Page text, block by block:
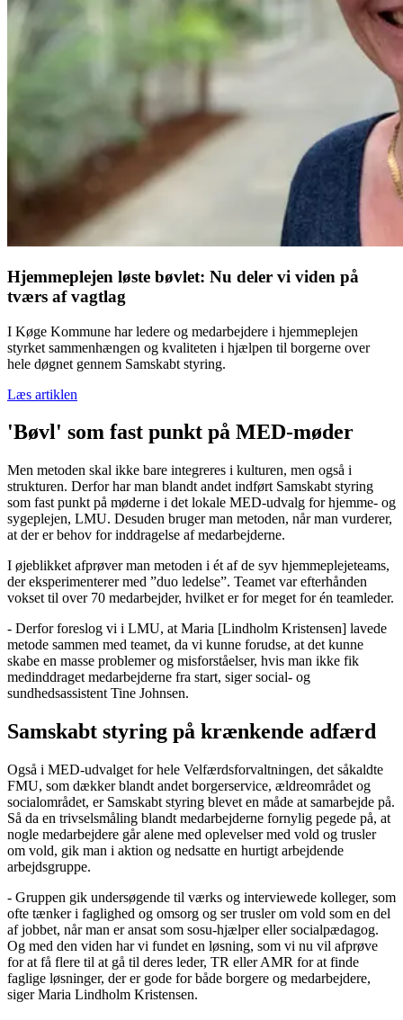
Hjemmeplejen løste bøvlet: Nu deler vi viden på
tværs af vagtlag
I Køge Kommune har ledere og medarbejdere i hjemmeplejen
styrket sammenhængen og kvaliteten i hjælpen til borgerne over
hele døgnet gennem Samskabt styring.
Læs artiklen
'Bøvl' som fast punkt på MED-møder
Men metoden skal ikke bare integreres i kulturen, men også i
strukturen. Derfor har man blandt andet indført Samskabt styring
som fast punkt på møderne i det lokale MED-udvalg for hjemme- og
sygeplejen, LMU. Desuden bruger man metoden, når man vurderer,
at der er behov for inddragelse af medarbejderne.
I øjeblikket afprøver man metoden i ét af de syv hjemmeplejeteams,
der eksperimenterer med ”duo ledelse”. Teamet var efterhånden
vokset til over 70 medarbejder, hvilket er for meget for én teamleder.
- Derfor foreslog vi i LMU, at Maria [Lindholm Kristensen] lavede
metode sammen med teamet, da vi kunne forudse, at det kunne
skabe en masse problemer og misforståelser, hvis man ikke fik
medinddraget medarbejderne fra start, siger social- og
sundhedsassistent Tine Johnsen.
Samskabt styring på krænkende adfærd
Også i MED-udvalget for hele Velfærdsforvaltningen, det såkaldte
FMU, som dækker blandt andet borgerservice, ældreområdet og
socialområdet, er Samskabt styring blevet en måde at samarbejde på.
Så da en trivselsmåling blandt medarbejderne fornylig pegede på, at
nogle medarbejdere går alene med oplevelser med vold og trusler
om vold, gik man i aktion og nedsatte en hurtigt arbejdende
arbejdsgruppe.
- Gruppen gik undersøgende til værks og interviewede kolleger, som
ofte tænker i faglighed og omsorg og ser trusler om vold som en del
af jobbet, når man er ansat som sosu-hjælper eller socialpædagog.
Og med den viden har vi fundet en løsning, som vi nu vil afprøve
for at få flere til at gå til deres leder, TR eller AMR for at finde
faglige løsninger, der er gode for både borgere og medarbejdere,
siger Maria Lindholm Kristensen.